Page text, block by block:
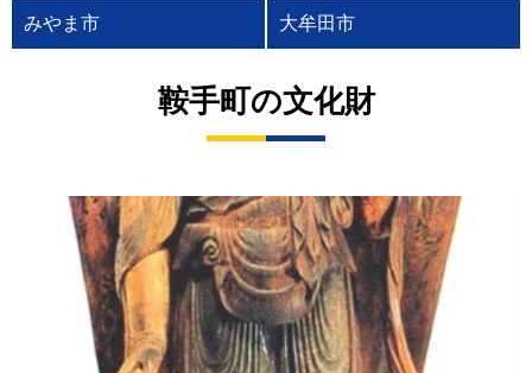
みやま市 大牟田市
鞍手町の文化財